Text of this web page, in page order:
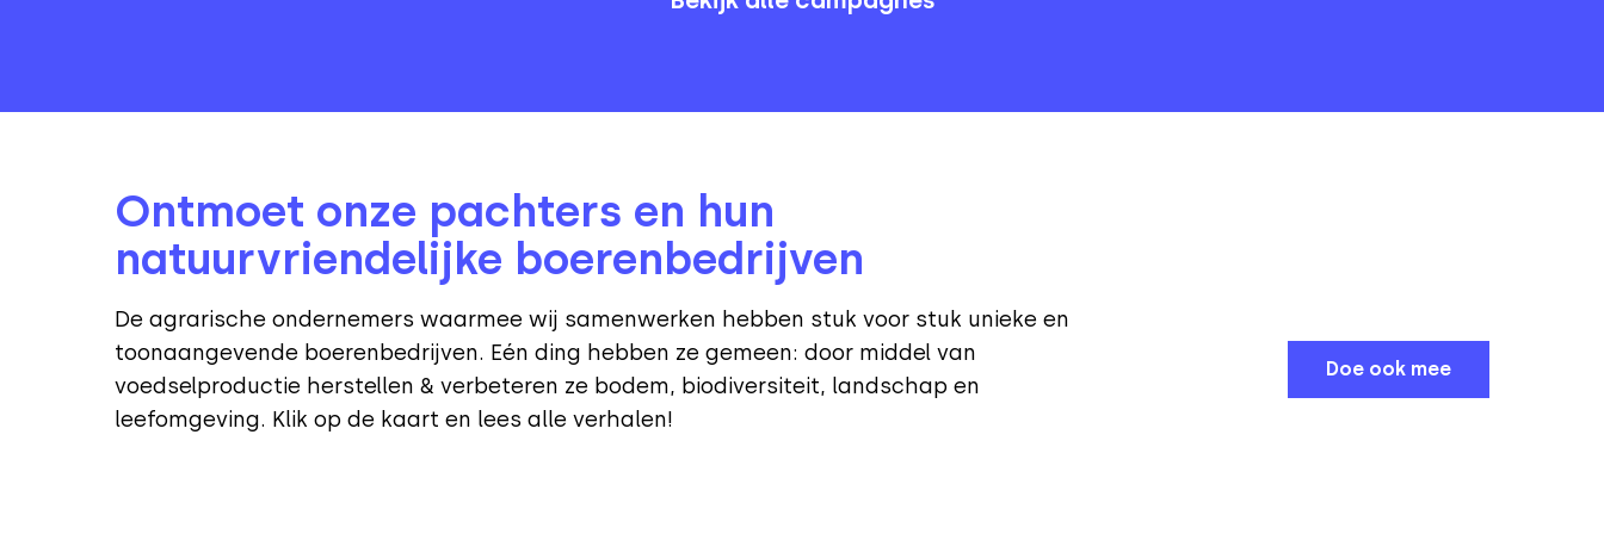
Ontmoet onze pachters en hun
natuurvriendelijke boerenbedrijven
De agrarische ondernemers waarmee wij samenwerken hebben stuk voor stuk unieke en
toonaangevende boerenbedrijven. Eén ding hebben ze gemeen: door middel van
voedselproductie herstellen & verbeteren ze bodem, biodiversiteit, landschap en
leefomgeving. Klik op de kaart en lees alle verhalen!
Doe ook mee